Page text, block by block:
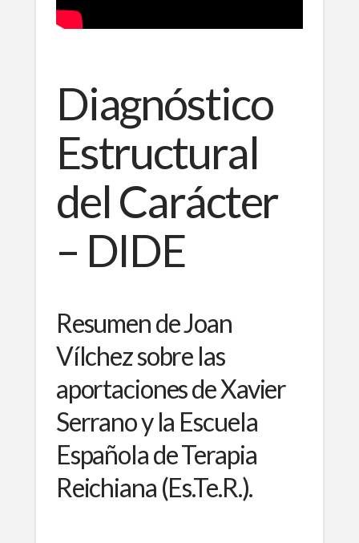
Diagnóstico
Estructural
del Carácter
– DIDE
Resumen de Joan
Vílchez sobre las
aportaciones de Xavier
Serrano y la Escuela
Española de Terapia
Reichiana (Es.Te.R.).